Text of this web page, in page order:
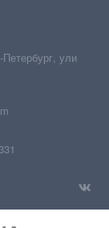
Петербург, ули